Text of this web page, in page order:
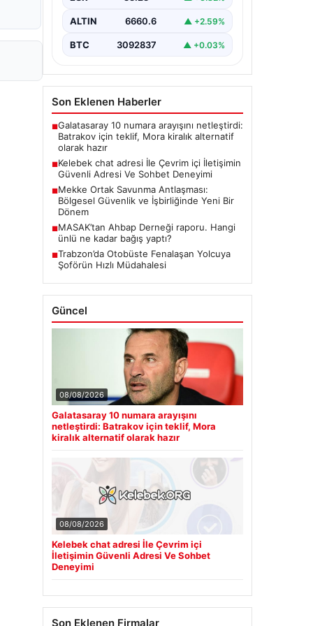
tarzda irtibat kurması kritik bir önem
ALTIN 6660.6 ▲ +2.59%
BTC 3092837 ▲ +0.03%
Son Eklenen Haberler
■Galatasaray 10 numara arayışını netleştirdi:
Batrakov için teklif, Mora kiralık alternatif
olarak hazır
■Kelebek chat adresi İle Çevrim içi İletişimin
Güvenli Adresi Ve Sohbet Deneyimi
■Mekke Ortak Savunma Antlaşması:
Bölgesel Güvenlik ve İşbirliğinde Yeni Bir
Dönem
■MASAK’tan Ahbap Derneği raporu. Hangi
ünlü ne kadar bağış yaptı?
■Trabzon’da Otobüste Fenalaşan Yolcuya
Şoförün Hızlı Müdahalesi
Güncel
08/08/2026
Galatasaray 10 numara arayışını
netleştirdi: Batrakov için teklif, Mora
kiralık alternatif olarak hazır
08/08/2026
Kelebek chat adresi İle Çevrim içi
İletişimin Güvenli Adresi Ve Sohbet
Deneyimi
Son Eklenen Firmalar